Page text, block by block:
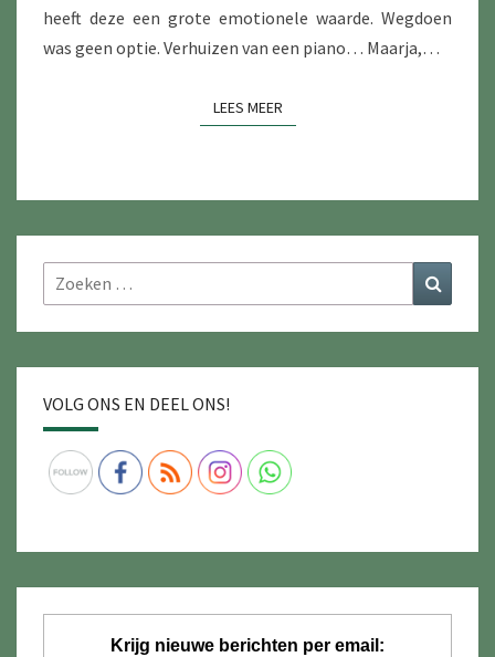
heeft deze een grote emotionele waarde. Wegdoen
was geen optie. Verhuizen van een piano… Maarja,…
LEES MEERLEES MEER
Zoeken
naar:
VOLG ONS EN DEEL ONS!
Krijg nieuwe berichten per email: